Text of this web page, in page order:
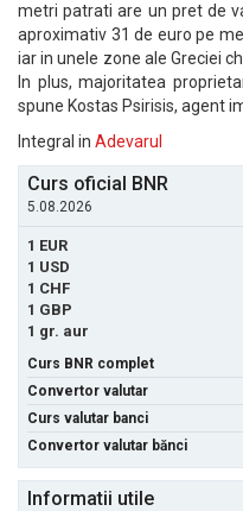
metri patrati are un pret de
aproximativ 31 de euro pe
iar in unele zone ale Greciei
In plus, majoritatea
spune Kostas Psirisis, agent
Integral in Adevarul
Curs oficial BNR
5.08.2026
1 EUR
1 USD
1 CHF
1 GBP
1 gr. aur
Curs BNR complet
Convertor valutar
Curs valutar banci
Convertor valutar bănci
Informatii utile